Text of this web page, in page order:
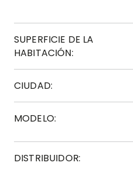
SUPERFICIE DE LA
HABITACIÓN:
CIUDAD:
MODELO:
DISTRIBUIDOR: